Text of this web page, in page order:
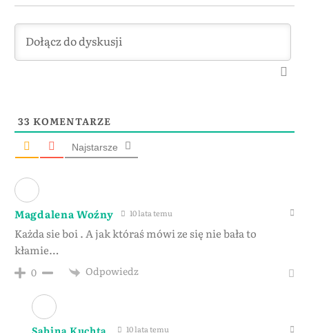
33 KOMENTARZE
Najstarsze
Magdalena Woźny 10 lata temu
Każda sie boi . A jak któraś mówi ze się nie bała to
kłamie…
0 Odpowiedz
Sabina Kuchta 10 lata temu